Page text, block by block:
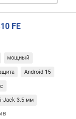
FE
мощный
Android 15
Jack 3.5 мм